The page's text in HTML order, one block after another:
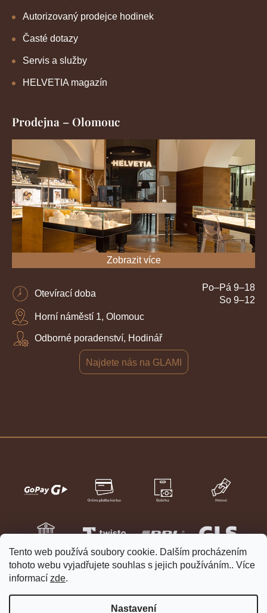
Tento web používá soubory cookie. Dalším procházením
tohoto webu vyjadřujete souhlas s jejich používáním.. Více
informací zde.
Nastavení
Autorizovaný prodejce hodinek
Časté dotazy
Servis a služby
HELVETIA magazín
Prodejna – Olomouc
Zobrazit více
Otevírací doba
Po–Pá 9–18
So 9–12
Horní náměstí 1, Olomouc
Odborné poradenství, Hodinář
Najdete nás na GLAMI